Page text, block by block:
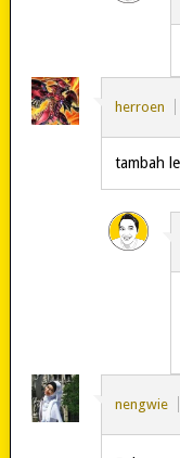
herroen
tambah
nengwie